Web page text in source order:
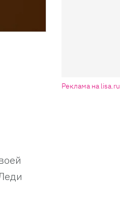
Реклама на lisa.ru